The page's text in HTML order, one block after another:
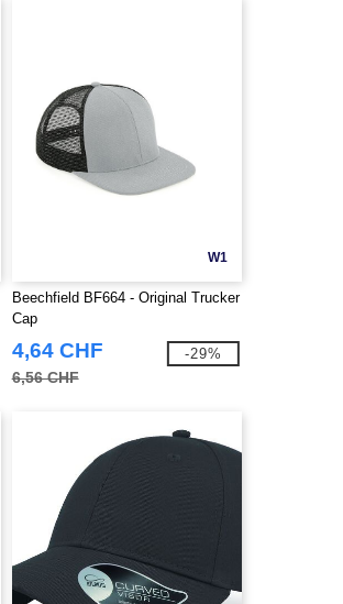
W1
Beechfield BF664 - Original Trucker
Cap
4,64 CHF
6,56 CHF
-29%